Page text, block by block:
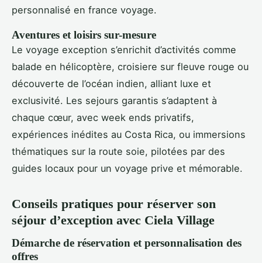
personnalisé en france voyage.
Aventures et loisirs sur-mesure
Le voyage exception s’enrichit d’activités comme
balade en hélicoptère, croisiere sur fleuve rouge ou
découverte de l’océan indien, alliant luxe et
exclusivité. Les sejours garantis s’adaptent à
chaque cœur, avec week ends privatifs,
expériences inédites au Costa Rica, ou immersions
thématiques sur la route soie, pilotées par des
guides locaux pour un voyage prive et mémorable.
Conseils pratiques pour réserver son
séjour d’exception avec Ciela Village
Démarche de réservation et personnalisation des
offres